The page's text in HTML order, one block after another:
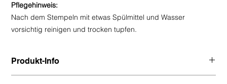
Pflegehinweis:
Nach dem Stempeln mit etwas Spülmittel und Wasser
vorsichtig reinigen und trocken tupfen.
Produkt-Info